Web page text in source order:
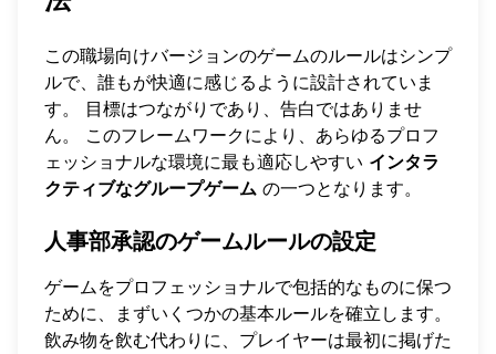
この職場向けバージョンのゲームのルールはシンプ
ルで、誰もが快適に感じるように設計されていま
す。 目標はつながりであり、告白ではありませ
ん。 このフレームワークにより、あらゆるプロフ
ェッショナルな環境に最も適応しやすい インタラ
クティブなグループゲーム の一つとなります。
人事部承認のゲームルールの設定
ゲームをプロフェッショナルで包括的なものに保つ
ために、まずいくつかの基本ルールを確立します。
飲み物を飲む代わりに、プレイヤーは最初に掲げた